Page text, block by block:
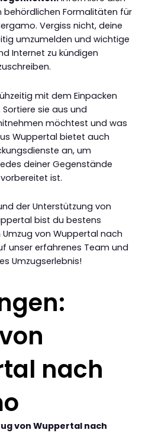
behördlichen Formalitäten für
Vergiss nicht, deine
umzumelden und wichtige
Internet zu kündigen
mit dem Einpacken
sie aus und
möchtest und was
Wuppertal bietet auch
an, um
deiner Gegenstände
ist.
der Unterstützung von
bist du bestens
von Wuppertal nach
unser erfahrenes Team und
Umzugserlebnis!
nach
von Wuppertal nach